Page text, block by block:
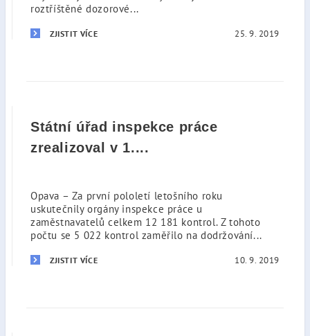
roztříštěné dozorové...
ZJISTIT VÍCE 25. 9. 2019
Státní úřad inspekce práce
zrealizoval v 1....
Opava – Za první pololetí letošního roku
uskutečnily orgány inspekce práce u
zaměstnavatelů celkem 12 181 kontrol. Z tohoto
počtu se 5 022 kontrol zaměřilo na dodržování...
ZJISTIT VÍCE 10. 9. 2019